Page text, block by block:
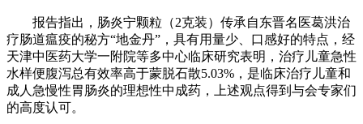
报告指出，肠炎宁颗粒（2克装）传承自东晋名医葛洪治
疗肠道瘟疫的秘方“地金丹”，具有用量少、口感好的特点，经
天津中医药大学一附院等多中心临床研究表明，治疗儿童急性
水样便腹泻总有效率高于蒙脱石散5.03%，是临床治疗儿童和
成人急慢性胃肠炎的理想性中成药，上述观点得到与会专家们
的高度认可。